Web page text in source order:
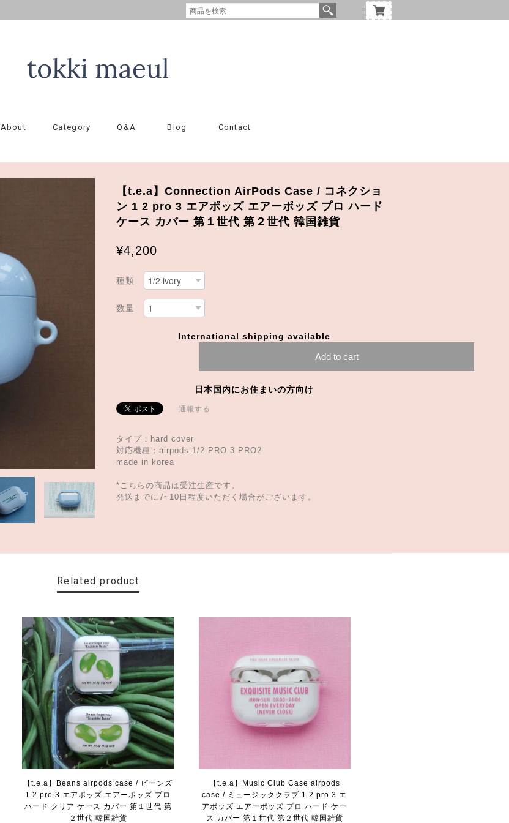
About Category Q&A Blog Contact
【t.e.a】Connection AirPods Case / コネクショ
ン 1 2 pro 3 エアポッズ エアーポッズ プロ ハード
ケース カバー 第１世代 第２世代 韓国雑貨
¥4,200
種類
数量
International shipping available
Add to cart
日本国内にお住まいの方向け
通報する
タイプ：hard cover
対応機種：airpods 1/2 PRO 3 PRO2
made in korea
*こちらの商品は受注生産です。
発送までに7~10日程度いただく場合がございます。
Related product
【t.e.a】Beans airpods case / ビーンズ
1 2 pro 3 エアポッズ エアーポッズ プロ
ハード クリア ケース カバー 第１世代 第
２世代 韓国雑貨
【t.e.a】Music Club Case airpods
case / ミュージッククラブ 1 2 pro 3 エ
アポッズ エアーポッズ プロ ハード ケー
ス カバー 第１世代 第２世代 韓国雑貨